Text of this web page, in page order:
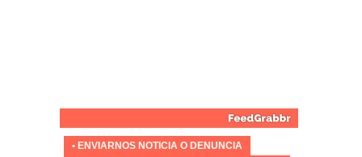
• ENVIARNOS NOTICIA O DENUNCIA